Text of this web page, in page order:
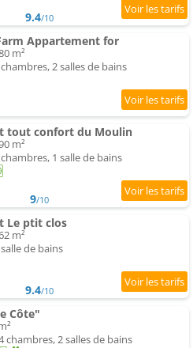
9.4/10
Appartement for
m²
2 salles de bains
tout confort du Moulin
m²
1 salle de bains
9/10
Le ptit clos
m²
de bains
9.4/10
Côte"
chambres, 2 salles de bains